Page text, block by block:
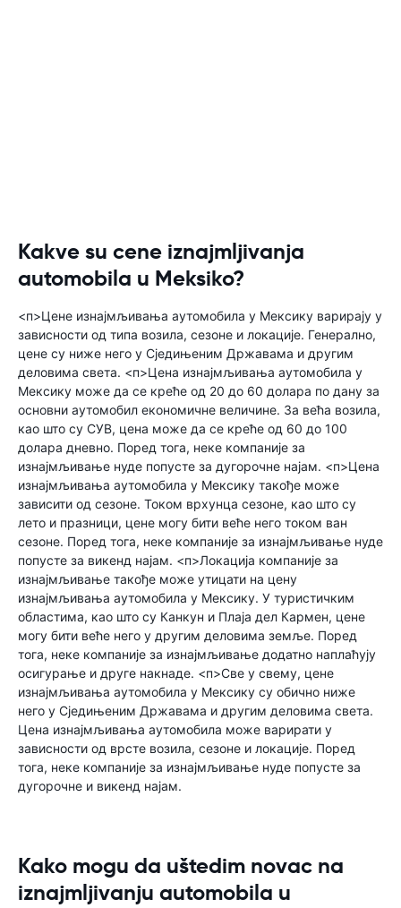
Kakve su cene iznajmljivanja
automobila u Meksiko?
<п>Цене изнајмљивања аутомобила у Мексику варирају у
зависности од типа возила, сезоне и локације. Генерално,
цене су ниже него у Сједињеним Државама и другим
деловима света. <п>Цена изнајмљивања аутомобила у
Мексику може да се креће од 20 до 60 долара по дану за
основни аутомобил економичне величине. За већа возила,
као што су СУВ, цена може да се креће од 60 до 100
долара дневно. Поред тога, неке компаније за
изнајмљивање нуде попусте за дугорочне најам. <п>Цена
изнајмљивања аутомобила у Мексику такође може
зависити од сезоне. Током врхунца сезоне, као што су
лето и празници, цене могу бити веће него током ван
сезоне. Поред тога, неке компаније за изнајмљивање нуде
попусте за викенд најам. <п>Локација компаније за
изнајмљивање такође може утицати на цену
изнајмљивања аутомобила у Мексику. У туристичким
областима, као што су Канкун и Плаја дел Кармен, цене
могу бити веће него у другим деловима земље. Поред
тога, неке компаније за изнајмљивање додатно наплаћују
осигурање и друге накнаде. <п>Све у свему, цене
изнајмљивања аутомобила у Мексику су обично ниже
него у Сједињеним Државама и другим деловима света.
Цена изнајмљивања аутомобила може варирати у
зависности од врсте возила, сезоне и локације. Поред
тога, неке компаније за изнајмљивање нуде попусте за
дугорочне и викенд најам.
Kako mogu da uštedim novac na
iznajmljivanju automobila u